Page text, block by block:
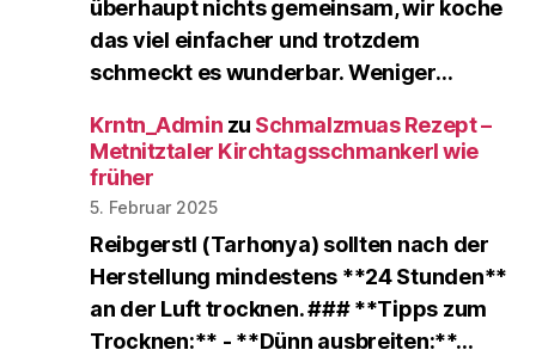
überhaupt nichts gemeinsam, wir koche
das viel einfacher und trotzdem
schmeckt es wunderbar. Weniger…
Krntn_Admin zu Schmalzmuas Rezept –
Metnitztaler Kirchtagsschmankerl wie
früher
5. Februar 2025
Reibgerstl (Tarhonya) sollten nach der
Herstellung mindestens **24 Stunden**
an der Luft trocknen. ### **Tipps zum
Trocknen:** - **Dünn ausbreiten:**…